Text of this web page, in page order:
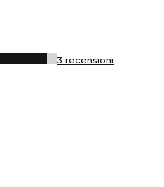
3 recensioni